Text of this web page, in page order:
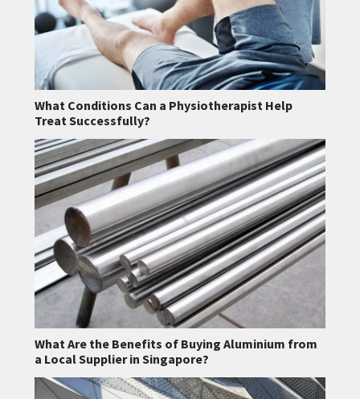
What Conditions Can a Physiotherapist Help
Treat Successfully?
What Are the Benefits of Buying Aluminium from
a Local Supplier in Singapore?